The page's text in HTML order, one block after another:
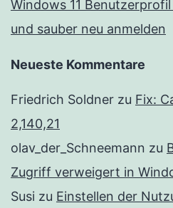
Windows 11
und sauber neu anmelden
Neueste Kommentare
Friedrich Soldner zu Fix:
2,140,21
olav_der_Schneemann zu
Zugriff verweigert in
Susi zu Einstellen der